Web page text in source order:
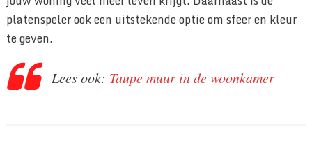
platenspeler ook een uitstekende optie om sfeer en kleur
te geven.
Lees ook: Taupe muur in de woonkamer